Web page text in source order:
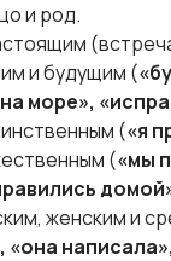
и род.
и будущим (
море»,
(«я
(«мы
женским и
«она